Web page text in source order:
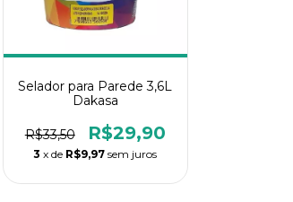
Selador para Parede 3,6L
Dakasa
R$33,50 R$29,90
3 x de R$9,97 sem juros